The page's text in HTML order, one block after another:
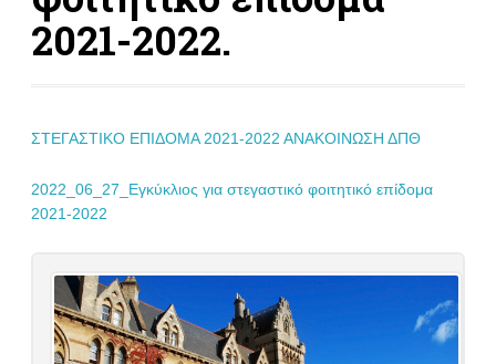
2021-2022.
ΣΤΕΓΑΣΤΙΚΟ ΕΠΙΔΟΜΑ 2021-2022 ΑΝΑΚΟΙΝΩΣΗ ΔΠΘ
2022_06_27_Εγκύκλιος για στεγαστικό φοιτητικό επίδομα
2021-2022